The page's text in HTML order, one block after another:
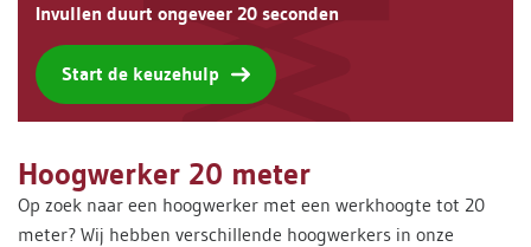
Invullen duurt ongeveer 20 seconden
Start de keuzehulp
Hoogwerker 20 meter
Op zoek naar een hoogwerker met een werkhoogte tot 20
meter? Wij hebben verschillende hoogwerkers in onze